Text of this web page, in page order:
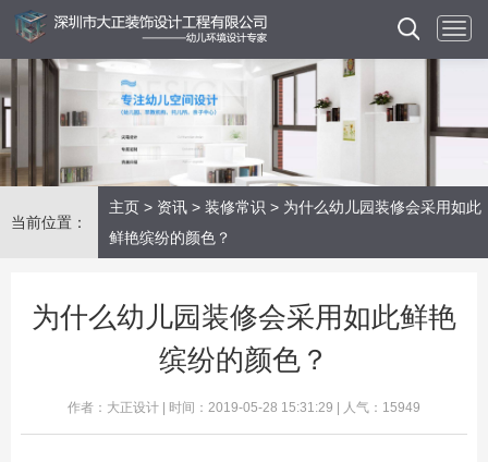
当前位置：
主页 > 资讯 > 装修常识 > 为什么幼儿园装修会采用如此
鲜艳缤纷的颜色？
为什么幼儿园装修会采用如此鲜艳
缤纷的颜色？
作者：大正设计 | 时间：2019-05-28 15:31:29 | 人气：15949